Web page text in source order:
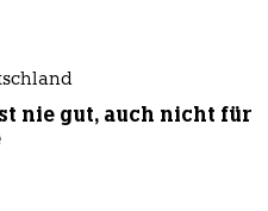
nie gut, auch nicht für